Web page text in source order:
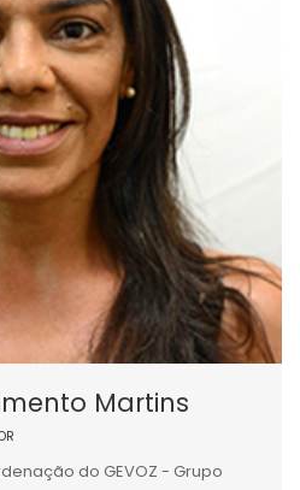
Martins
do GEVOZ - Grupo